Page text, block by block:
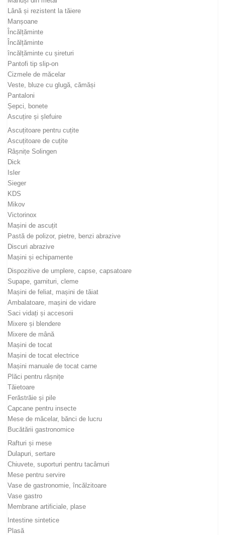
Lână și rezistent la tăiere
Manșoane
Încălțăminte
Încălțăminte
încălțăminte cu șireturi
Pantofi tip slip-on
Cizmele de măcelar
Veste, bluze cu glugă, cămăși
Pantaloni
Șepci, bonete
Ascuțire și șlefuire
Ascuțitoare pentru cuțite
Ascuțitoare de cuțite
Râșnițe Solingen
Dick
Isler
Sieger
KDS
Mikov
Victorinox
Mașini de ascuțit
Pastă de polizor, pietre, benzi abrazive
Discuri abrazive
Mașini și echipamente
Dispozitive de umplere, capse, capsatoare
Supape, garnituri, cleme
Mașini de feliat, mașini de tăiat
Ambalatoare, mașini de vidare
Saci vidați și accesorii
Mixere și blendere
Mixere de mână
Mașini de tocat
Mașini de tocat electrice
Mașini manuale de tocat carne
Plăci pentru râșnițe
Tăietoare
Ferăstrăie și pile
Capcane pentru insecte
Mese de măcelar, bănci de lucru
Bucătării gastronomice
Rafturi și mese
Dulapuri, sertare
Chiuvete, suporturi pentru tacâmuri
Mese pentru servire
Vase de gastronomie, încălzitoare
Vase gastro
Membrane artificiale, plase
Intestine sintetice
Plasă